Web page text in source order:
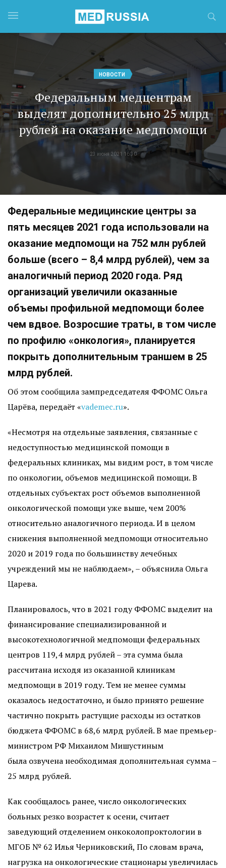
НОВОСТИ
Федеральным медцентрам
выделят дополнительно 25 млрд
рублей на оказание медпомощи
23 июня 2021 16:30
Федеральные медицинские центры за
пять месяцев 2021 года использовали на
оказание медпомощи на 752 млн рублей
больше (всего – 8,4 млрд рублей), чем за
аналогичный период 2020 года. Ряд
организаций увеличили оказанные
объемы профильной медпомощи более
чем вдвое. Возросшие траты, в том числе
по профилю «онкология», планируется
покрыть дополнительным траншем в 25
млрд рублей.
Об этом сообщила зампредседателя ФФОМС Ольга
Царёва, передаёт «vademec.ru».
«Несмотря на отдельные заявления, связанные с
недоступностью медицинской помощи в
федеральных клиниках, мы видим рост, в том числе
по онкологии, объемов медицинской помощи. В
отдельных субъектах рост объемов выполненной
онкологической помощи уже выше, чем 200%
относительно аналогичного периода. И в целом
снижения выполненной медпомощи относительно
2020 и 2019 года по большинству лечебных
учреждений мы не наблюдаем», – объяснила Ольга
Царева.
Планировалось, что в 2021 году ФФОМС выделит на
финансирование специализированной и
высокотехнологичной медпомощи федеральных
центров 119,4 млрд рублей – эта сумма была
рассчитана исходя из оказанной клиникам
медпомощи в 2019 году. Тем не менее суммы
оказалось недостаточно, и было принято решение
частично покрыть растущие расходы из остатков
бюджета ФФОМС в 68,6 млрд рублей. В мае премьер-
министром РФ Михаилом Мишустиным
была озвучена необходимая дополнительная сумма –
25 млрд рублей.
Как сообщалось ранее, число онкологических
больных резко возрастет к осени, считает
заведующий отделением онкоколопроктологии в
МГОБ № 62 Илья Черниковский, По словам врача,
нагрузка на онкологические стационары увеличилась